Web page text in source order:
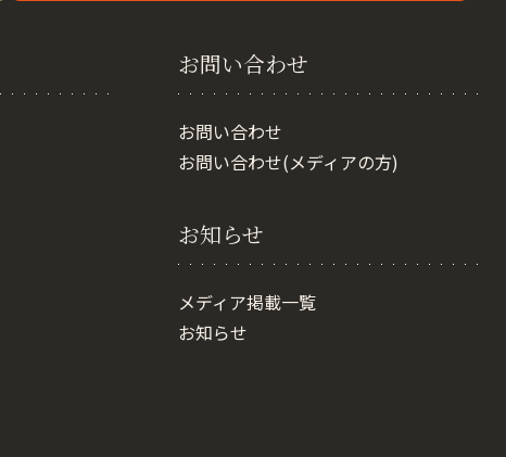
お問い合わせ
お問い合わせ
お問い合わせ(メディアの方)
お知らせ
メディア掲載一覧
お知らせ